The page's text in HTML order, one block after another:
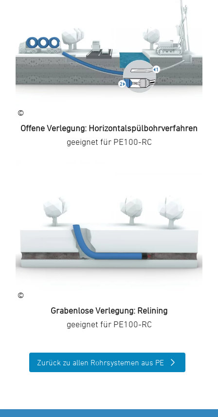
©
Offene Verlegung: Horizontalspülbohrverfahren
geeignet für PE100-RC
©
Grabenlose Verlegung: Relining
geeignet für PE100-RC
Zurück zu allen Rohrsystemen aus PE